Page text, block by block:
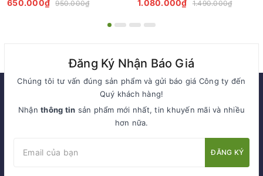
650.000₫ 950.000₫ 1.080.000₫ 1.490.000₫
Đăng Ký Nhận Báo Giá
Chúng tôi tư vấn đúng sản phẩm và gửi báo giá Công ty đến
Quý khách hàng!
Nhậnthông tin sản phẩm mới nhất, tin khuyến mãi và nhiều
hơn nữa.
ĐĂNG KÝ